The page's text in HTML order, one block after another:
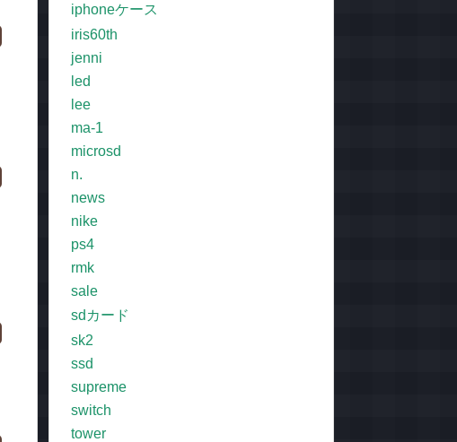
iphoneケース
iris60th
jenni
led
lee
ma-1
microsd
n.
news
nike
ps4
rmk
sale
sdカード
sk2
ssd
supreme
switch
tower